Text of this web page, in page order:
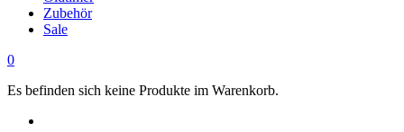
Zubehör
Sale
0
Es befinden sich keine Produkte im Warenkorb.